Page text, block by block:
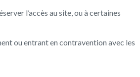
l’accès au site, ou à certaines
ou entrant en contravention avec les